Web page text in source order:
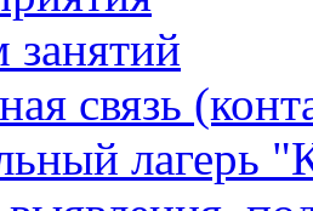
связь
лагерь